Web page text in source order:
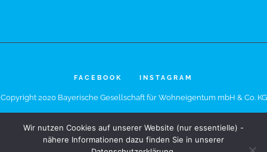
FACEBOOK INSTAGRAM
Copyright 2020 Bayerische Gesellschaft für Wohneigentum mbH & Co. KG
mrking giriş kingroyal kingroyal giriş kingroyal güncel kingroyal kingroyal giriş
Wir nutzen Cookies auf unserer Website (nur essentielle) -
nähere Informationen dazu finden Sie in unserer